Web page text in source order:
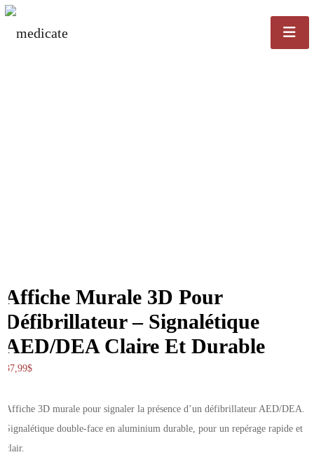
Affiche Murale 3D Pour
Défibrillateur – Signalétique
AED/DEA Claire Et Durable
37,99$
Affiche 3D murale pour signaler la présence d’un défibrillateur AED/DEA.
Signalétique double-face en aluminium durable, pour un repérage rapide et
clair.